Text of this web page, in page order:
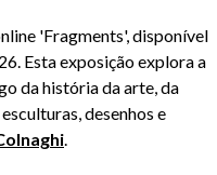
'Fragments', disponível
Esta exposição explora a
da história da arte, da
desenhos e